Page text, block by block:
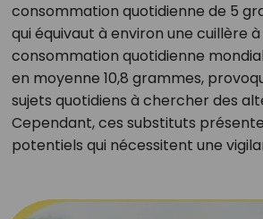
consommation quotidienne de 5
qui équivaut à environ une cuillère
consommation quotidienne
en moyenne 10,8 grammes,
sujets quotidiens à chercher des
Cependant, ces substituts
potentiels qui nécessitent une